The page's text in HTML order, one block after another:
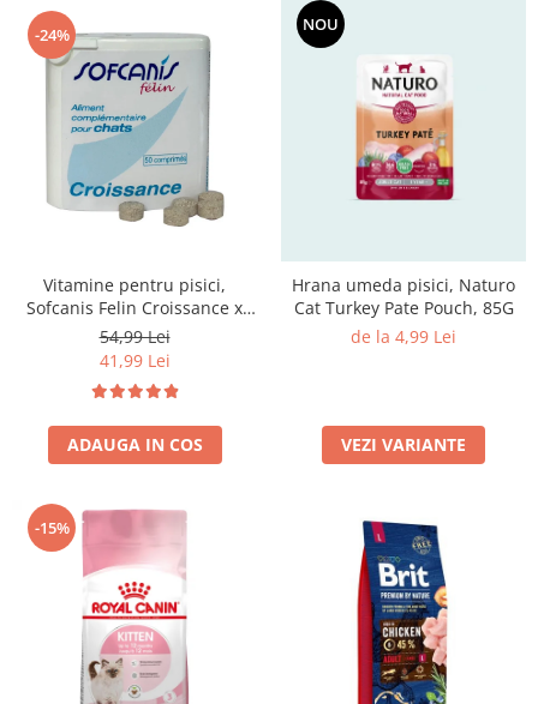
-24%
Vitamine pentru pisici,
Sofcanis Felin Croissance x
50cp
54,99 Lei
41,99 Lei
ADAUGA IN COS
NOU
Hrana umeda pisici, Naturo
Cat Turkey Pate Pouch, 85G
de la 4,99 Lei
VEZI VARIANTE
-15%